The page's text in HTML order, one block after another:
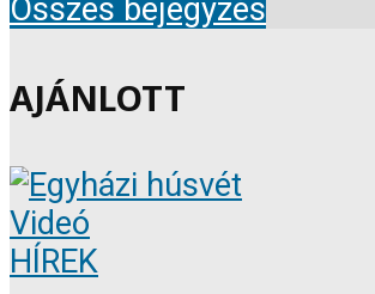
Összes bejegyzés
AJÁNLOTT
Videó
HÍREK